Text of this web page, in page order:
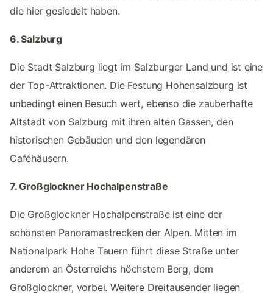
die hier gesiedelt haben.
6. Salzburg
Die Stadt Salzburg liegt im Salzburger Land und ist eine
der Top-Attraktionen. Die Festung Hohensalzburg ist
unbedingt einen Besuch wert, ebenso die zauberhafte
Altstadt von Salzburg mit ihren alten Gassen, den
historischen Gebäuden und den legendären
Caféhäusern.
7. Großglockner Hochalpenstraße
Die Großglockner Hochalpenstraße ist eine der
schönsten Panoramastrecken der Alpen. Mitten im
Nationalpark Hohe Tauern führt diese Straße unter
anderem an Österreichs höchstem Berg, dem
Großglockner, vorbei. Weitere Dreitausender liegen